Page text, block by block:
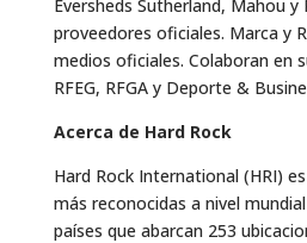
Eversheds Sutherland, Mahou
proveedores oficiales. Marca y
medios oficiales. Colaboran en
RFEG, RFGA y Deporte &
Acerca de Hard Rock
Hard Rock International (HRI)
más reconocidas a nivel
países que abarcan 253